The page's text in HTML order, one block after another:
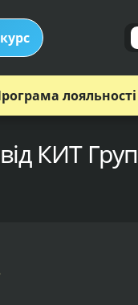
лояльності
КИТ Груп